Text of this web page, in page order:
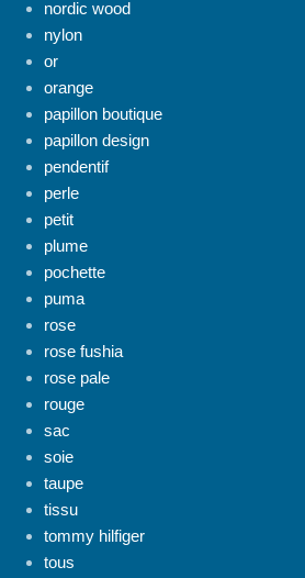
nordic wood
nylon
or
orange
papillon boutique
papillon design
pendentif
perle
petit
plume
pochette
puma
rose
rose fushia
rose pale
rouge
sac
soie
taupe
tissu
tommy hilfiger
tous